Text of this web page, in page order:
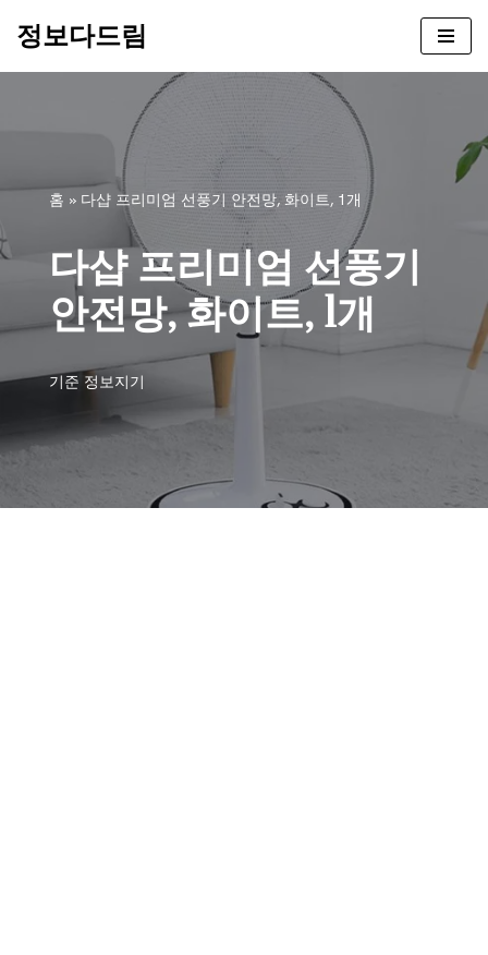
너
정보다드림
홈 » 다샵 프리미엄 선풍기 안전망, 화이트, 1개
다샵 프리미엄 선풍기
안전망, 화이트, 1개
기준 정보지기